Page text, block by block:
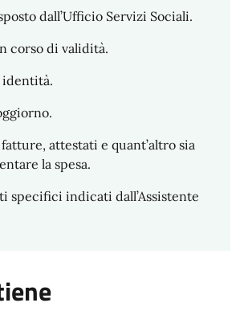
dall’Ufficio Servizi Sociali.
corso di validità.
identità.
attestati e quant’altro sia
la spesa.
specifici indicati dall’Assistente